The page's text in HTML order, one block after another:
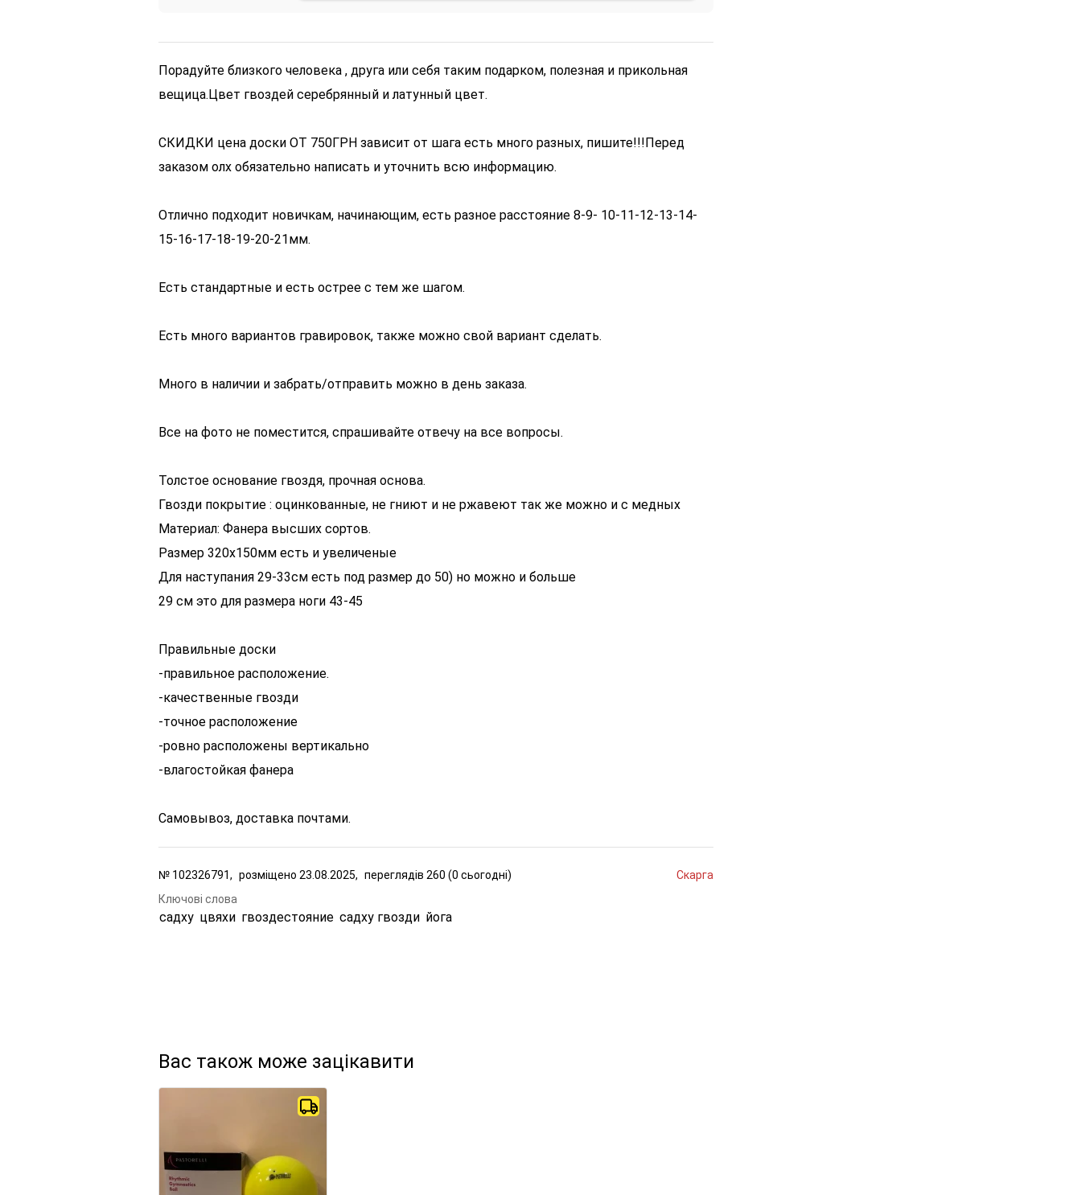
Порадуйте близкого человека , друга или себя таким подарком, полезная и прикольная
вещица.Цвет гвоздей серебрянный и латунный цвет.
СКИДКИ цена доски ОТ 750ГРН зависит от шага есть много разных, пишите!!!Перед
заказом олх обязательно написать и уточнить всю информацию.
Отлично подходит новичкам, начинающим, есть разное расстояние 8-9- 10-11-12-13-14-
15-16-17-18-19-20-21мм.
Есть стандартные и есть острее с тем же шагом.
Есть много вариантов гравировок, также можно свой вариант сделать.
Много в наличии и забрать/отправить можно в день заказа.
Все на фото не поместится, спрашивайте отвечу на все вопросы.
Толстое основание гвоздя, прочная основа.
Гвозди покрытие : оцинкованные, не гниют и не ржавеют так же можно и с медных
Материал: Фанера высших сортов.
Размер 320х150мм есть и увеличеные
Для наступания 29-33см есть под размер до 50) но можно и больше
29 см это для размера ноги 43-45
Правильные доски
-правильное расположение.
-качественные гвозди
-точное расположение
-ровно расположены вертикально
-влагостойкая фанера
Самовывоз, доставка почтами.
№ 102326791, розміщено 23.08.2025, переглядів 260 (0 сьогодні)
Скарга
Ключові слова
садху цвяхи гвоздестояние садху гвозди йога
Вас також може зацікавити